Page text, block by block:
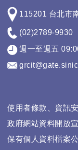
115201 台北市
(02)2789-9930
週一至週五
使用者條款、資訊
政府網站資料開放
保有個人資料檔案